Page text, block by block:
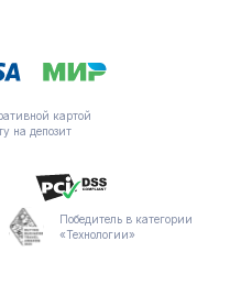
картой
на депозит
Победитель в категории
«Технологии»